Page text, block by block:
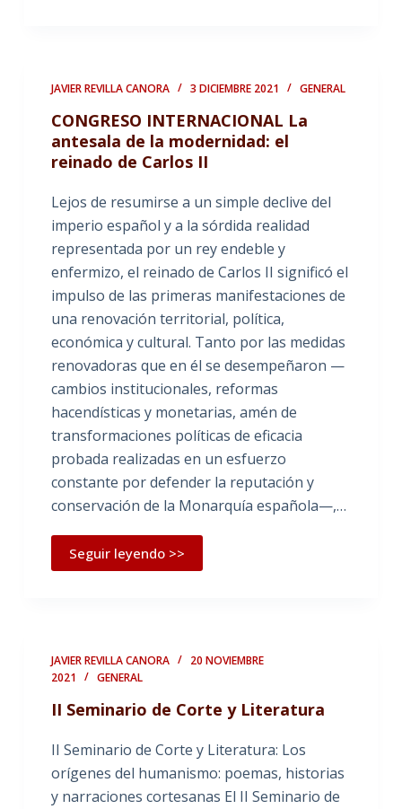
JAVIER REVILLA CANORA 3 DICIEMBRE 2021 GENERAL
CONGRESO INTERNACIONAL La
antesala de la modernidad: el
reinado de Carlos II
Lejos de resumirse a un simple declive del
imperio español y a la sórdida realidad
representada por un rey endeble y
enfermizo, el reinado de Carlos II significó el
impulso de las primeras manifestaciones de
una renovación territorial, política,
económica y cultural. Tanto por las medidas
renovadoras que en él se desempeñaron —
cambios institucionales, reformas
hacendísticas y monetarias, amén de
transformaciones políticas de eficacia
probada realizadas en un esfuerzo
constante por defender la reputación y
conservación de la Monarquía española—,…
Seguir leyendo >>
JAVIER REVILLA CANORA
20 NOVIEMBRE
2021
GENERAL
II Seminario de Corte y Literatura
II Seminario de Corte y Literatura: Los
orígenes del humanismo: poemas, historias
y narraciones cortesanas El II Seminario de